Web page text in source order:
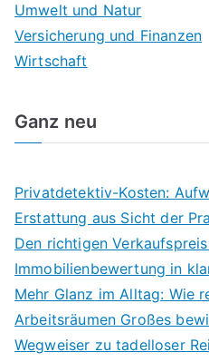
Umwelt und Natur
Versicherung und Finanzen
Wirtschaft
Ganz neu
Privatdetektiv-Kosten:
Erstattung aus Sicht der
Den richtigen
Immobilienbewertung in
Mehr Glanz im Alltag: Wie
Arbeitsräumen Großes
Wegweiser zu tadelloser